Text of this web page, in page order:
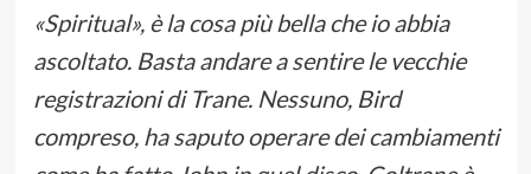
«Spiritual», è la cosa più bella che io abbia
ascoltato. Basta andare a sentire le vecchie
registrazioni di Trane. Nessuno, Bird
compreso, ha saputo operare dei cambiamenti